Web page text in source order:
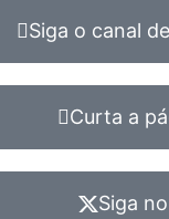
Siga o canal
Curta a
Siga